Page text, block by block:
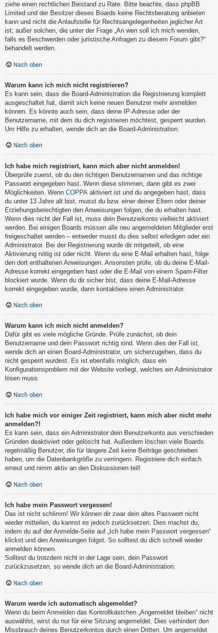
ziehe einen rechtlichen Beistand zu Rate. Bitte beachte, dass phpBB
Limited und der Besitzer dieses Boards keine Rechtsberatung anbieten
kann und nicht die Anlaufstelle für Rechtsangelegenheiten jeglicher Art
ist; außer solchen, die unter der Frage „An wen soll ich mich wenden,
falls es Beschwerden oder juristische Anfragen zu diesem Forum gibt?“
behandelt werden.
Nach oben
Warum kann ich mich nicht registrieren?
Es kann sein, dass die Board-Administration die Registrierung komplett
ausgeschaltet hat, damit sich keine neuen Benutzer mehr anmelden
können. Es könnte auch sein, dass deine IP-Adresse oder der
Benutzername, mit dem du dich registrieren möchtest, gesperrt wurden.
Um Hilfe zu erhalten, wende dich an die Board-Administration.
Nach oben
Ich habe mich registriert, kann mich aber nicht anmelden!
Überprüfe zuerst, ob du den richtigen Benutzernamen und das richtige
Passwort eingegeben hast. Wenn diese stimmen, dann gibt es zwei
Möglichkeiten. Wenn COPPA aktiviert ist und du angegeben hast, dass
du unter 13 Jahre alt bist, musst du bzw. einer deiner Eltern oder deiner
Erziehungsberechtigten den Anweisungen folgen, die du erhalten hast.
Wenn dies nicht der Fall ist, muss dein Benutzerkonto vielleicht aktiviert
werden. Bei einigen Boards müssen alle neu angemeldeten Mitglieder erst
freigeschaltet werden – entweder musst du dies selbst erledigen oder ein
Administrator. Bei der Registrierung wurde dir mitgeteilt, ob eine
Aktivierung nötig ist oder nicht. Wenn du eine E-Mail erhalten hast, folge
den dort enthaltenen Anweisungen. Ansonsten prüfe, ob du deine E-Mail-
Adresse korrekt eingegeben hast oder die E-Mail von einem Spam-Filter
blockiert wurde. Wenn du dir sicher bist, dass deine E-Mail-Adresse
korrekt eingegeben wurde, dann kontaktiere einen Administrator.
Nach oben
Warum kann ich mich nicht anmelden?
Dafür gibt es viele mögliche Gründe. Prüfe zunächst, ob dein
Benutzername und dein Passwort richtig sind. Wenn dies der Fall ist,
wende dich an einen Board-Administrator, um sicherzugehen, dass du
nicht gesperrt wurdest. Es ist ebenfalls möglich, dass ein
Konfigurationsproblem mit der Website vorliegt, welches ein Administrator
lösen muss.
Nach oben
Ich habe mich vor einiger Zeit registriert, kann mich aber nicht mehr
anmelden?!
Es kann sein, dass ein Administrator dein Benutzerkonto aus verschieden
Gründen deaktiviert oder gelöscht hat. Außerdem löschen viele Boards
regelmäßig Benutzer, die für längere Zeit keine Beiträge geschrieben
haben, um die Datenbankgröße zu verringern. Registriere dich einfach
erneut und nimm aktiv an den Diskussionen teil!
Nach oben
Ich habe mein Passwort vergessen!
Das ist nicht schlimm! Wir können dir zwar dein altes Passwort nicht
wieder mitteilen, du kannst es jedoch zurücksetzen. Dies machst du,
indem du auf der Anmelde-Seite auf „Ich habe mein Passwort vergessen“
klickst und den Anweisungen folgst. So solltest du dich schnell wieder
anmelden können.
Solltest du trotzdem nicht in der Lage sein, dein Passwort
zurückzusetzen, so wende dich an die Board-Administration.
Nach oben
Warum werde ich automatisch abgemeldet?
Wenn du beim Anmelden das Kontrollkästchen „Angemeldet bleiben“ nicht
auswählst, wirst du nur für eine Sitzung angemeldet. Dies verhindert den
Missbrauch deines Benutzerkontos durch einen Dritten. Um angemeldet